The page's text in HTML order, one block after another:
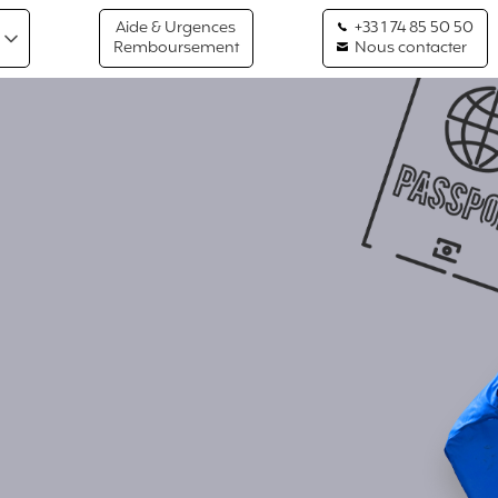
Aide & Urgences
Remboursement
+33 1 74 85 50 50
Nous contacter